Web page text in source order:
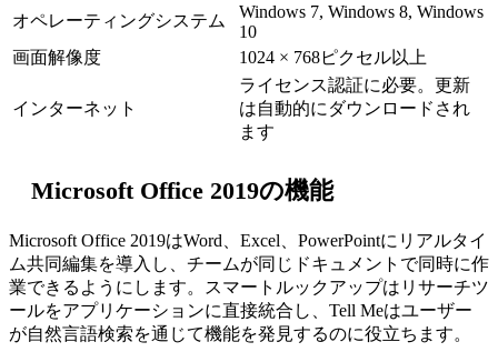
オペレーティングシステム
Windows 7, Windows 8, Windows
10
画面解像度
1024 × 768ピクセル以上
インターネット
ライセンス認証に必要。更新
は自動的にダウンロードされ
ます
Microsoft Office 2019の機能
Microsoft Office 2019はWord、Excel、PowerPointにリアルタイ
ム共同編集を導入し、チームが同じドキュメントで同時に作
業できるようにします。スマートルックアップはリサーチツ
ールをアプリケーションに直接統合し、Tell Meはユーザー
が自然言語検索を通じて機能を発見するのに役立ちます。